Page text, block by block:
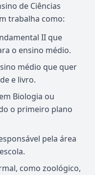
de Ciências
trabalha como:
II que
o ensino médio.
médio que quer
e livro.
Biologia ou
o primeiro plano
pela área
como zoológico,